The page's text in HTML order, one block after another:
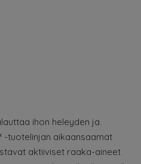
ihon heleyden ja
-tuotelinjan aikaansaamat
aktiiviset raaka-aineet